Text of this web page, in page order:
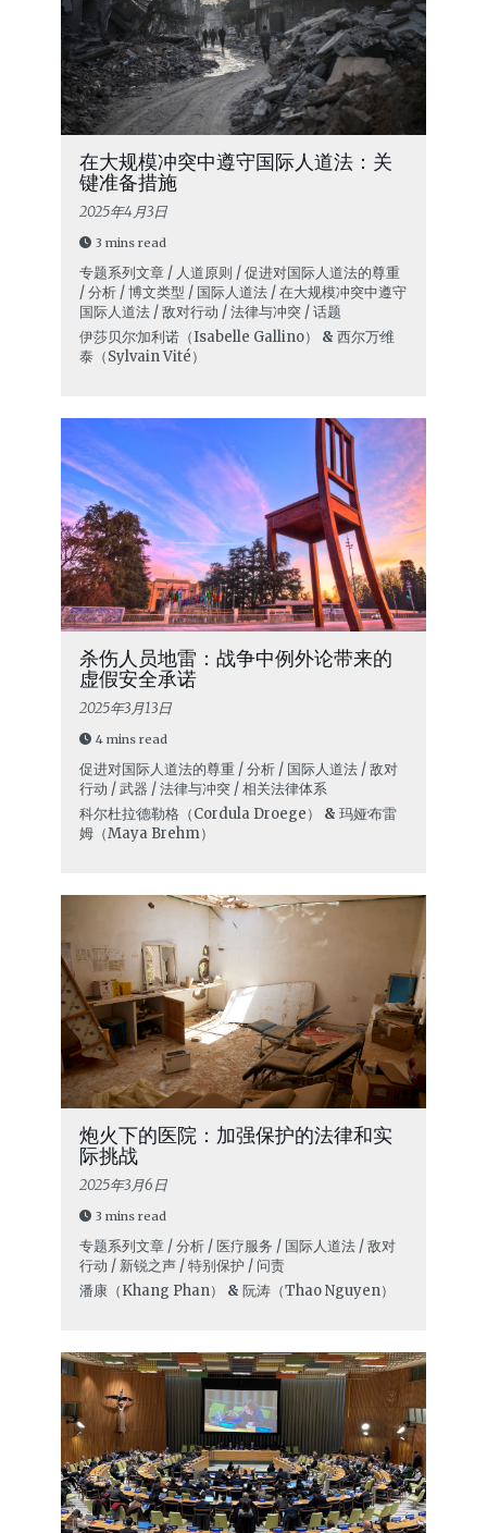
在大规模冲突中遵守国际人道法：关
键准备措施
2025年4月3日
3 mins read
专题系列文章 / 人道原则 / 促进对国际人道法的尊重
/ 分析 / 博文类型 / 国际人道法 / 在大规模冲突中遵守
国际人道法 / 敌对行动 / 法律与冲突 / 话题
伊莎贝尔·加利诺（Isabelle Gallino）
& 西尔万·维
泰（Sylvain Vité）
杀伤人员地雷：战争中例外论带来的
虚假安全承诺
2025年3月13日
4 mins read
促进对国际人道法的尊重 / 分析 / 国际人道法 / 敌对
行动 / 武器 / 法律与冲突 / 相关法律体系
科尔杜拉·德勒格（Cordula Droege）
& 玛娅·布雷
姆（Maya Brehm）
炮火下的医院：加强保护的法律和实
际挑战
2025年3月6日
3 mins read
专题系列文章 / 分析 / 医疗服务 / 国际人道法 / 敌对
行动 / 新锐之声 / 特别保护 / 问责
潘康（Khang Phan）
& 阮涛（Thao Nguyen）